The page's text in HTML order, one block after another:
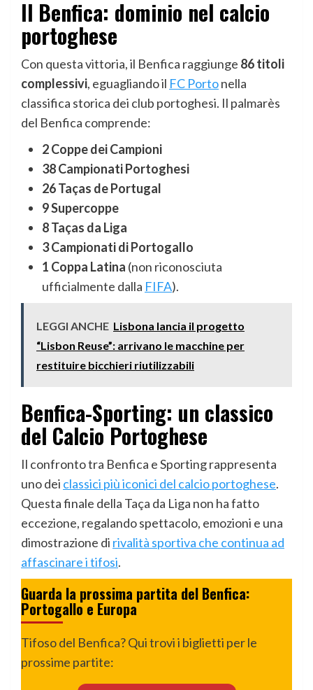
Il Benfica: dominio nel calcio
portoghese
Con questa vittoria, il Benfica raggiunge 86 titoli
complessivi, eguagliando il FC Portonella
classifica storica dei club portoghesi. Il palmarès
del Benfica comprende:
2 Coppe dei Campioni
38 Campionati Portoghesi
26 Taças de Portugal
9 Supercoppe
8 Taças da Liga
3 Campionati di Portogallo
1 Coppa Latina (non riconosciuta
ufficialmente dalla FIFA).
LEGGI ANCHE Lisbona lancia il progetto
“Lisbon Reuse”: arrivano le macchine per
restituire bicchieri riutilizzabili
Benfica-Sporting: un classico
del Calcio Portoghese
Il confronto tra Benfica e Sporting rappresenta
uno dei classici più iconici del calcio portoghese.
Questa finale della Taça da Liga non ha fatto
eccezione, regalando spettacolo, emozioni e una
dimostrazione di rivalità sportiva che continua ad
affascinare i tifosi.
Guarda la prossima partita del Benfica:
Portogallo e Europa
Tifoso del Benfica? Qui trovi i biglietti per le
prossime partite: